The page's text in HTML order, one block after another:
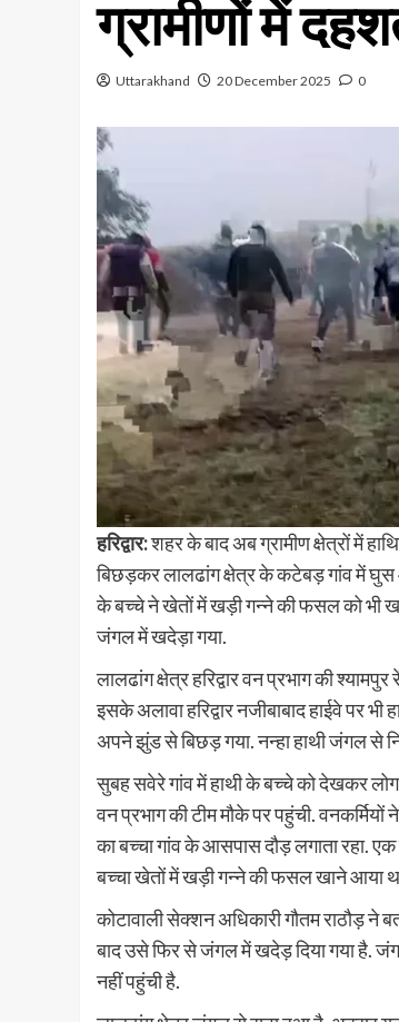
ग्रामीणों में
Uttarakhand 20 December 2025 0
हरिद्वार:शहर के बाद अब ग्रामीण क्षेत्रों में
बिछड़कर लालढांग क्षेत्र के कटेबड़ गांव में घुस
के बच्चे ने खेतों में खड़ी गन्ने की फसल को भी
जंगल में खदेड़ा गया.
लालढांग क्षेत्र हरिद्वार वन प्रभाग की
इसके अलावा हरिद्वार नजीबाबाद हाईवे पर
अपने झुंड से बिछड़ गया. नन्हा हाथी जंगल से
सुबह सवेरे गांव में हाथी के बच्चे को देखकर
वन प्रभाग की टीम मौके पर पहुंची.
का बच्चा गांव के आसपास दौड़ लगाता रहा.
बच्चा खेतों में खड़ी गन्ने की फसल खाने आया
कोटावाली सेक्शन अधिकारी गौतम राठौड़ ने
बाद उसे फिर से जंगल में खदेड़ दिया गया है.
नहीं पहुंची है.